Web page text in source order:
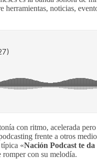
herramientas, noticias,
con ritmo, acelerada
frente a otros
«Nación Podcast te
romper con su melodía.